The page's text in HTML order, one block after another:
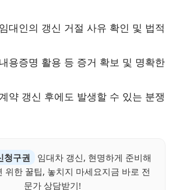
임대인의 갱신 거절 사유 확인 및 법적
내용증명 활용 등 증거 확보 및 명확한
계약 갱신 후에도 발생할 수 있는 분쟁
청구권
임대차 갱신, 현명하게 준비해
위한 꿀팁, 놓치지 마세요지금 바로 전
문가 상담받기!